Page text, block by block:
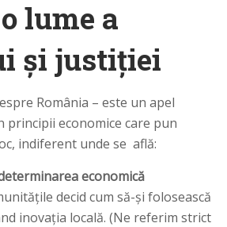
lume a
și justiției
România – este un apel
principii economice care pun
indiferent unde se află:
economică
decid cum să-și folosească
inovația locală. (Ne referim strict